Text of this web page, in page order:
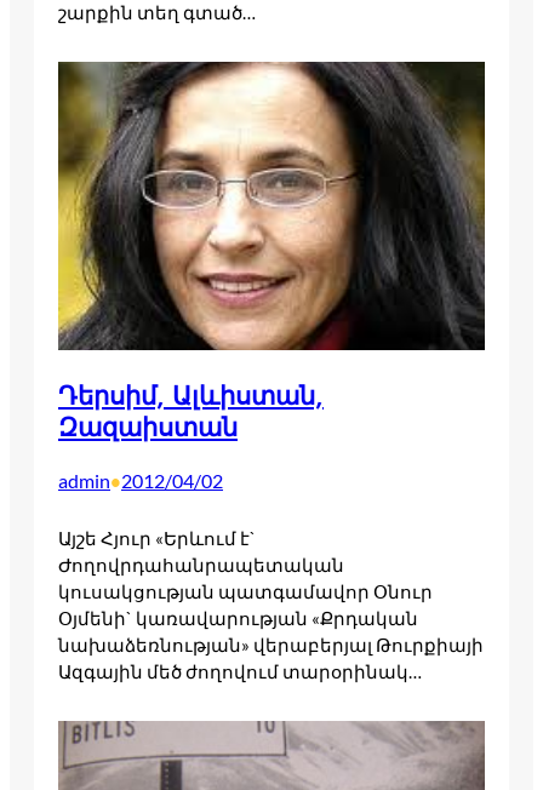
շարքին տեղ գտած…
Դերսիմ, Ալևիստան,
Զազաիստան
admin•2012/04/02
Այշե Հյուր «Երևում է`
Ժողովրդահանրապետական
կուսակցության պատգամավոր Օնուր
Օյմենի` կառավարության «Քրդական
նախաձեռնության» վերաբերյալ Թուրքիայի
Ազգային մեծ ժողովում տարօրինակ…